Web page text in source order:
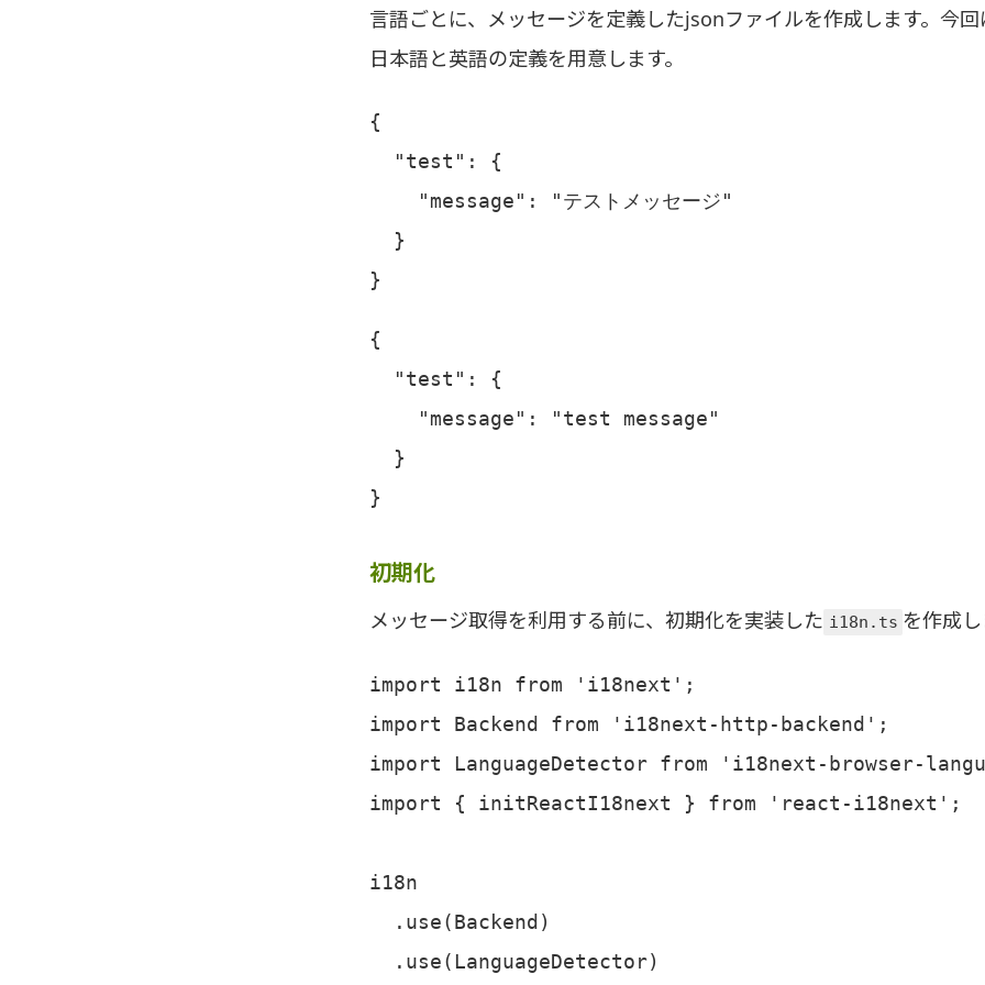
言語ごとに、メッセージを定義したjsonファイルを作成します。今回
日本語と英語の定義を用意します。
{
  "test": {
    "message": "テストメッセージ"
  }
}
{
  "test": {
    "message": "test message"
  }
}
初期化
メッセージ取得を利用する前に、初期化を実装した i18n.ts を作成し
import i18n from 'i18next';
import Backend from 'i18next-http-backend';
import LanguageDetector from 'i18next-browser-
import { initReactI18next } from 'react-i18next';
i18n
  .use(Backend)
  .use(LanguageDetector)